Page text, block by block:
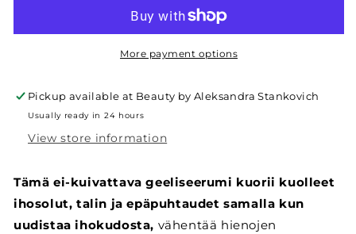
30ml
30ml
More payment options
Pickup available at Beauty by Aleksandra Stankovich
Usually ready in 24 hours
View store information
Tämä ei-kuivattava geeliseerumi kuorii kuolleet
ihosolut, talin ja epäpuhtaudet samalla kun
uudistaa ihokudosta, vähentää hienojen